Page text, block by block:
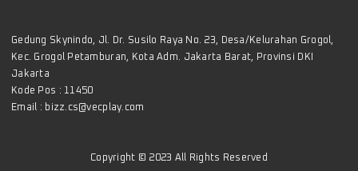
Gedung Skynindo, Jl. Dr. Susilo Raya No. 23, Desa/Kelurahan Grogol,
Kec. Grogol Petamburan, Kota Adm. Jakarta Barat, Provinsi DKI
Jakarta
Kode Pos : 11450
Email : bizz.cs@vecplay.com
Copyright © 2023 All Rights Reserved